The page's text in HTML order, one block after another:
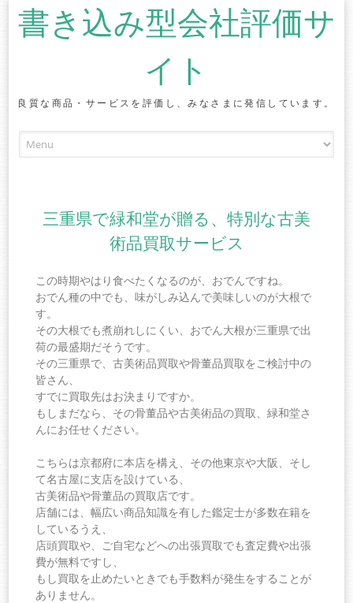
書き込み型会社評価サ
イト
良質な商品・サービスを評価し、みなさまに発信しています。
三重県で緑和堂が贈る、特別な古美
術品買取サービス
この時期やはり食べたくなるのが、おでんですね。
おでん種の中でも、味がしみ込んで美味しいのが大根で
す。
その大根でも煮崩れしにくい、おでん大根が三重県で出
荷の最盛期だそうです。
その三重県で、古美術品買取や骨董品買取をご検討中の
皆さん、
すでに買取先はお決まりですか。
もしまだなら、その骨董品や古美術品の買取、緑和堂さ
んにお任せください。
こちらは京都府に本店を構え、その他東京や大阪、そし
て名古屋に支店を設けている、
古美術品や骨董品の買取店です。
店舗には、幅広い商品知識を有した鑑定士が多数在籍を
しているうえ、
店頭買取や、ご自宅などへの出張買取でも査定費や出張
費が無料ですし、
もし買取を止めたいときでも手数料が発生をすることが
ありません。